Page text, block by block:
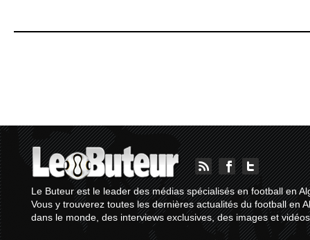
Le Buteur est le leader des médias spécialisés en football en
Vous y trouverez toutes les dernières actualités du football en
dans le monde, des interviews exclusives, des images et